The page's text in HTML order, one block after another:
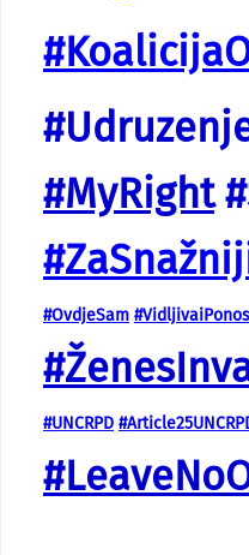
#MyRight
#OvdjeSam
#UNCRPD #